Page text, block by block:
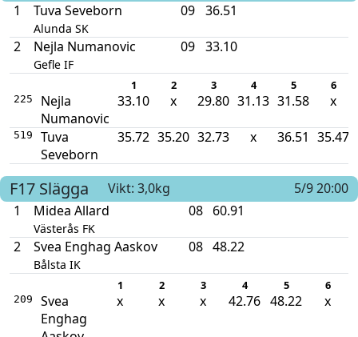
1
Tuva Seveborn
Alunda SK
09 36.51
2 Nejla Numanovic
Gefle IF
09 33.10
1 2 3 4 5 6
225
Nejla
Numanovic
33.10 x 29.80 31.13 31.58 x
519
Tuva
Seveborn
35.72 35.20 32.73 x 36.51 35.47
F17 Slägga Vikt: 3,0kg
5/9 20:00
1
Midea Allard
Västerås FK
08 60.91
2 Svea Enghag Aaskov
Bålsta IK
08 48.22
1 2 3 4 5 6
209
Svea
Enghag
x x x 42.76 48.22 x